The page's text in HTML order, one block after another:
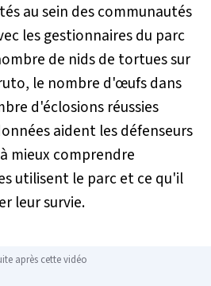
au sein des communautés
les gestionnaires du parc
de nids de tortues sur
le nombre d'œufs dans
d'éclosions réussies
aident les défenseurs
mieux comprendre
utilisent le parc et ce qu'il
leur survie.
après cette vidéo